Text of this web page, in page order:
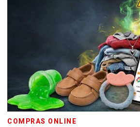
COMPRAS ONLINE